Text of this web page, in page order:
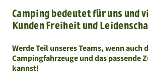
Camping bedeutet für uns und
Kunden Freiheit und
Werde Teil unseres Teams, wenn auch
Campingfahrzeuge und das passende
kannst!